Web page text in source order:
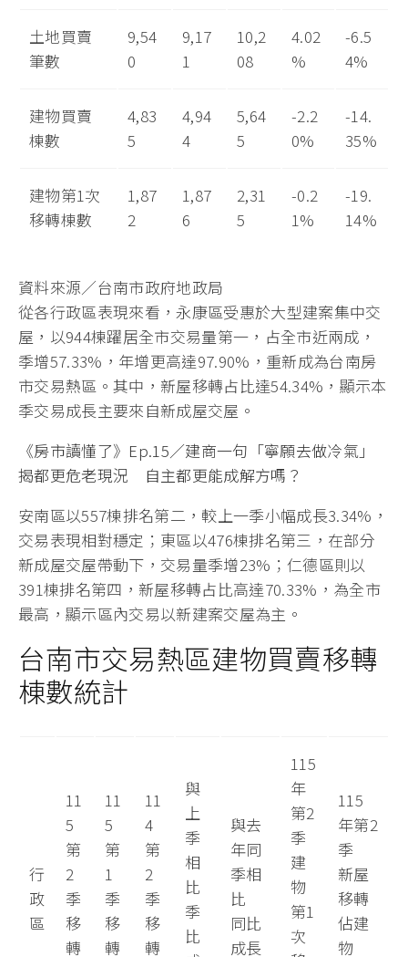
土地買賣
筆數
9,54
0
9,17
1
10,2
08
4.02
%
-6.5
4%
建物買賣
棟數
4,83
5
4,94
4
5,64
5
-2.2
0%
-14.
35%
建物第1次
移轉棟數
1,87
2
1,87
6
2,31
5
-0.2
1%
-19.
14%
資料來源／台南市政府地政局
從各行政區表現來看，永康區受惠於大型建案集中交
屋，以944棟躍居全市交易量第一，占全市近兩成，
季增57.33%，年增更高達97.90%，重新成為台南房
市交易熱區。其中，新屋移轉占比達54.34%，顯示本
季交易成長主要來自新成屋交屋。
《房市讀懂了》Ep.15／建商一句「寧願去做冷氣」
揭都更危老現況 自主都更能成解方嗎？
安南區以557棟排名第二，較上一季小幅成長3.34%，
交易表現相對穩定；東區以476棟排名第三，在部分
新成屋交屋帶動下，交易量季增23%；仁德區則以
391棟排名第四，新屋移轉占比高達70.33%，為全市
最高，顯示區內交易以新建案交屋為主。
台南市交易熱區建物買賣移轉
棟數統計
行
政
區
11
5
第
2
季
移
轉
11
5
第
1
季
移
轉
11
4
第
2
季
移
轉
與
上
季
相
比
季
比
與去
年同
季相
比
同比
成長
115
年
第2
季
建
物
第1
次
115
年第2
季
新屋
移轉
佔建
物